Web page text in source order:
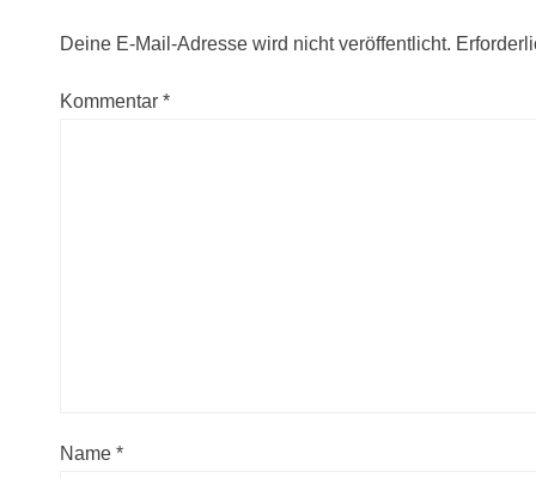
Deine E-Mail-Adresse wird nicht veröffentlicht.
Kommentar *
Name *